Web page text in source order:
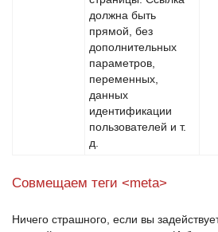
должна быть
прямой, без
дополнительных
параметров,
переменных,
данных
идентификации
пользователей и т.
д.
Совмещаем теги <meta>
Ничего страшного, если вы